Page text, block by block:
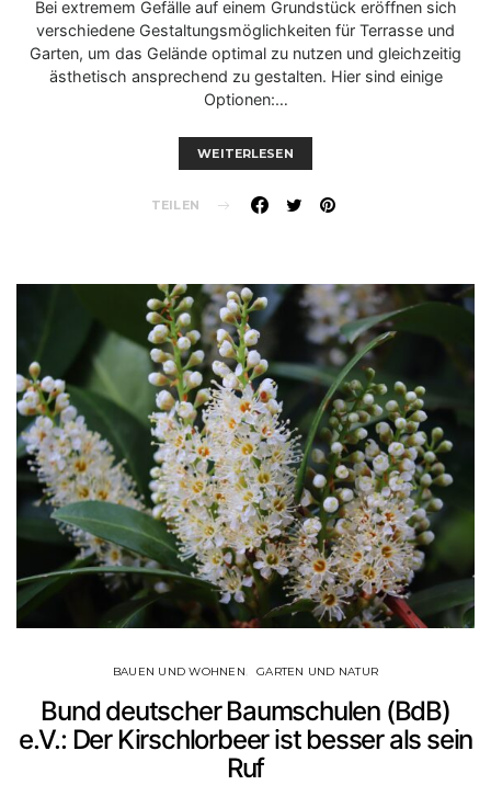
Bei extremem Gefälle auf einem Grundstück eröffnen sich
verschiedene Gestaltungsmöglichkeiten für Terrasse und
Garten, um das Gelände optimal zu nutzen und gleichzeitig
ästhetisch ansprechend zu gestalten. Hier sind einige
Optionen:…
WEITERLESEN
TEILEN
BAUEN UND WOHNEN GARTEN UND NATUR
Bund deutscher Baumschulen (BdB)
e.V.: Der Kirschlorbeer ist besser als sein
Ruf